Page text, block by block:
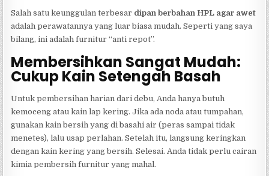
Salah satu keunggulan terbesar dipan berbahan HPL agar awet
adalah perawatannya yang luar biasa mudah. Seperti yang saya
bilang, ini adalah furnitur “anti repot”.
Membersihkan Sangat Mudah:
Cukup Kain Setengah Basah
Untuk pembersihan harian dari debu, Anda hanya butuh
kemoceng atau kain lap kering. Jika ada noda atau tumpahan,
gunakan kain bersih yang di basahi air (peras sampai tidak
menetes), lalu usap perlahan. Setelah itu, langsung keringkan
dengan kain kering yang bersih. Selesai. Anda tidak perlu cairan
kimia pembersih furnitur yang mahal.